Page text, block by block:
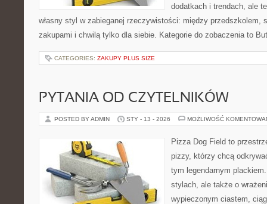
dodatkach i trendach, ale
własny styl w zabieganej rzeczywistości: między przedszkolem,
zakupami i chwilą tylko dla siebie. Kategorie do zobaczenia to
CATEGORIES: ZAKUPY PLUS SIZE
PYTANIA OD CZYTELNIKÓW
POSTED BY ADMIN STY - 13 - 2026 MOŻLIWOŚĆ
Pizza Dog Field to
pizzy, którzy chcą
tym legendarnym
stylach, ale także o
wypieczonym ciastem,